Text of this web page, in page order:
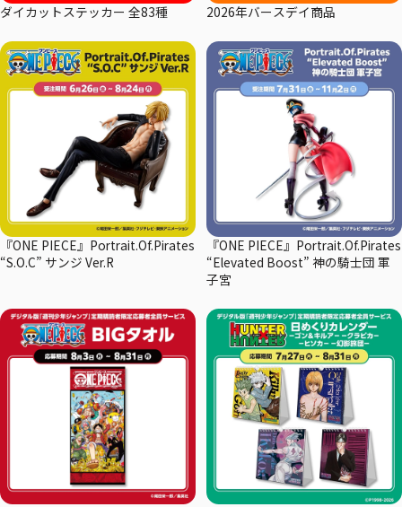
ダイカットステッカー 全83種 2026年バースデイ商品
『ONE PIECE』Portrait.Of.Pirates
“S.O.C” サンジ Ver.R
『ONE PIECE』Portrait.Of.Pirates
“Elevated Boost” 神の騎士団 軍
子宮